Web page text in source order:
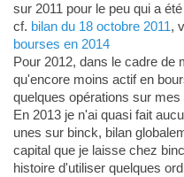
sur 2011 pour le peu qui a
cf. bilan du 18 octobre 2011,
bourses en 2014
Pour 2012, dans le cadre de
qu'encore moins actif en
quelques opérations sur
En 2013 je n'ai quasi fait
unes sur binck, bilan
capital que je laisse chez
histoire d'utiliser quelques